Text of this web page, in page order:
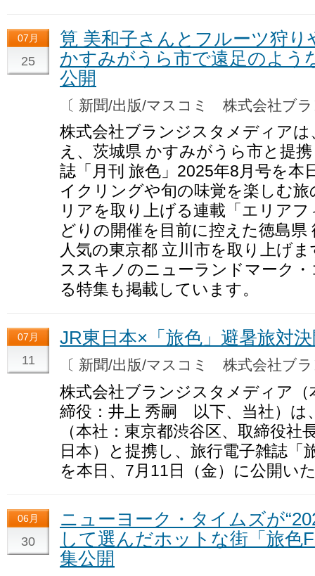
07月
25
筧 美和子さんとフルーツ狩
かすみがうら市で遠足のよう
公開
〔 新聞/出版/マスコミ 株式会社ブ
株式会社ブランジスタメディア
え、茨城県 かすみがうら市と提
誌「月刊 旅色」2025年8月号を
イクリングや旬の味覚を楽しむ
リアを取り上げる連載「エリア
どりの開催を目前に控えた徳島
人気の東京都 立川市を取り上げ
ススキノのニューランドマーク
る特集も掲載しています。
07月
11
JR東日本×「旅色」避暑旅対
〔 新聞/出版/マスコミ 株式会社ブ
株式会社ブランジスタメディア（
締役：井上 秀嗣 以下、当社）は
（本社：東京都渋谷区、取締役
日本）と提携し、旅行電子雑誌「
を本日、7月11日（金）に公開い
06月
30
ニューヨーク・タイムズが
して選んだホットな街「旅色
集公開